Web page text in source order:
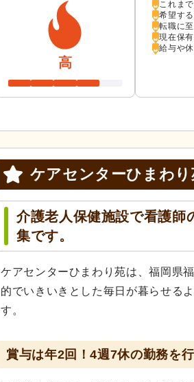
高
これま
希望す
転職に
現在保
給与や
ケアセンターひまわり
介護老人保健施設で看護師
集です。
ケアセンターひまわり苑は、福岡県
的でいきいきとした毎日が暮らせる
す。
賞与は年2回！4週7休の勤務を